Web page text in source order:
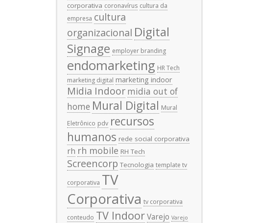
corporativa coronavírus cultura da
empresa cultura
organizacional Digital
Signage employer branding
endomarketing HR Tech
marketing digital marketing indoor
Midia Indoor midia out of
home Mural Digital Mural
Eletrônico pdv recursos
humanos rede social corporativa
rh rh mobile RH Tech
Screencorp Tecnologia template tv
corporativa TV
Corporativa tv corporativa
conteudo TV IndoorVarejo Varejo